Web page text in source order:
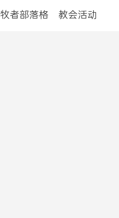
牧者部落格 教会活动